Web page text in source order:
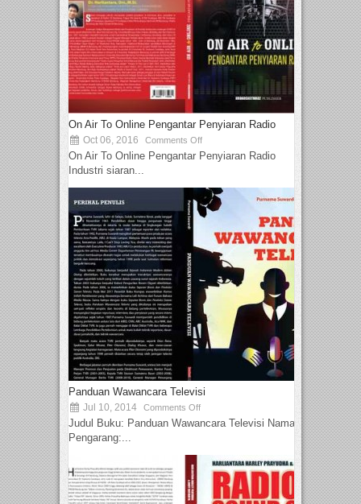
On Air To Online Pengantar Penyiaran Radio
Oct 06, 2016 Comments Off
On Air To Online Pengantar Penyiaran Radio
Industri siaran...
Panduan Wawancara Televisi
Jul 10, 2014 Comments Off
Judul Buku: Panduan Wawancara Televisi Nama
Pengarang:...